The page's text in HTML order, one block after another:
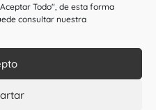
Todo", de esta forma
consultar nuestra
por el Ministerio de